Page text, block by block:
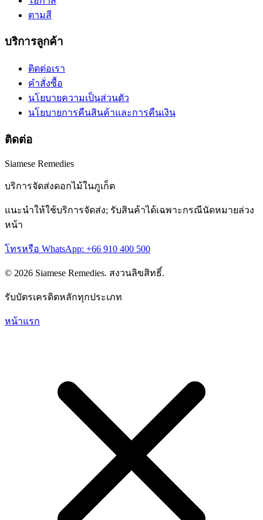
ตามสี
บริการลูกค้า
ติดต่อเรา
คำสั่งซื้อ
นโยบายความเป็นส่วนตัว
นโยบายการคืนสินค้าและการคืนเงิน
ติดต่อ
Siamese Remedies
บริการจัดส่งดอกไม้ในภูเก็ต
แนะนำให้ใช้บริการจัดส่ง; รับสินค้าได้เฉพาะกรณีนัดหมายล่วง
หน้า
โทรหรือ WhatsApp: +66 910 400 500
© 2026 Siamese Remedies. สงวนลิขสิทธิ์.
รับบัตรเครดิตหลักทุกประเภท
หน้าแรก